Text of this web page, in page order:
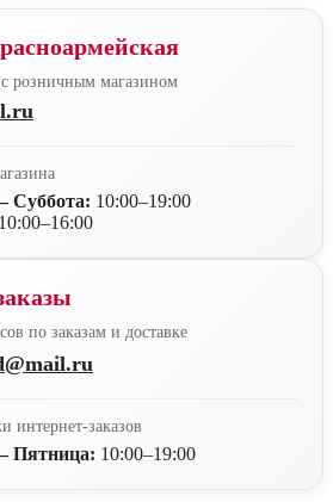
с розничным магазином
Суббота: 10:00–19:00
10:00–16:00
по заказам и доставке
интернет-заказов
Пятница: 10:00–19:00